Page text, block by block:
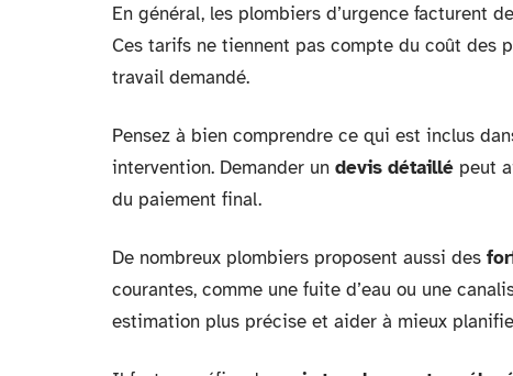
En général, les plombiers d’urgence facturent
Ces tarifs ne tiennent pas compte du coût des
travail demandé.
Pensez à bien comprendre ce qui est inclus
intervention. Demander un devis détaillé peut
du paiement final.
De nombreux plombiers proposent aussi des
courantes, comme une fuite d’eau ou une
estimation plus précise et aider à mieux